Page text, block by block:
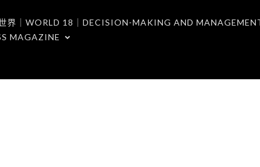
界｜WORLD 18｜DECISION-MAKING AND
MAGAZINE